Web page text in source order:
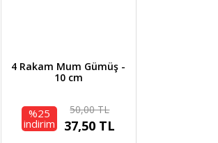
4 Rakam Mum Gümüş -
10 cm
%25
indirim
50,00 TL
37,50 TL